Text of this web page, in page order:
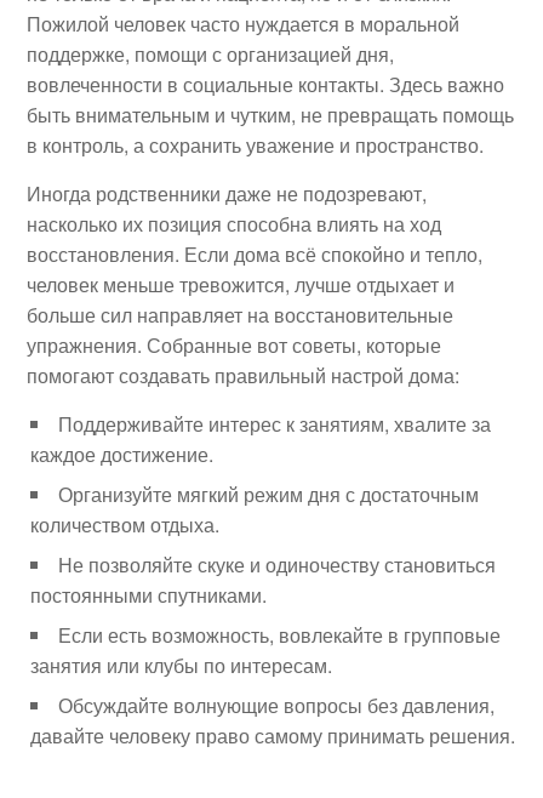
Пожилой человек часто нуждается в моральной
поддержке, помощи с организацией дня,
вовлеченности в социальные контакты. Здесь важно
быть внимательным и чутким, не превращать помощь
в контроль, а сохранить уважение и пространство.
Иногда родственники даже не подозревают,
насколько их позиция способна влиять на ход
восстановления. Если дома всё спокойно и тепло,
человек меньше тревожится, лучше отдыхает и
больше сил направляет на восстановительные
упражнения. Собранные вот советы, которые
помогают создавать правильный настрой дома:
Поддерживайте интерес к занятиям, хвалите за
каждое достижение.
Организуйте мягкий режим дня с достаточным
количеством отдыха.
Не позволяйте скуке и одиночеству становиться
постоянными спутниками.
Если есть возможность, вовлекайте в групповые
занятия или клубы по интересам.
Обсуждайте волнующие вопросы без давления,
давайте человеку право самому принимать решения.